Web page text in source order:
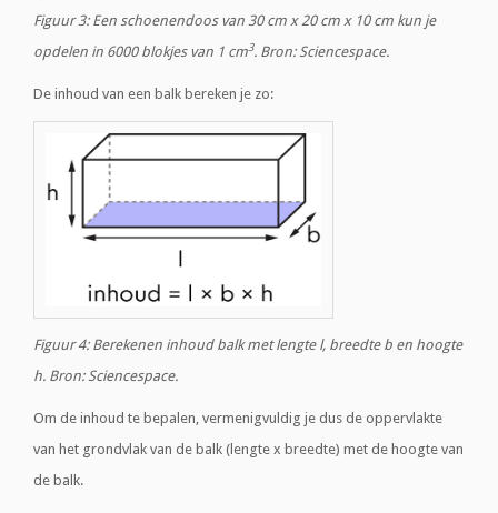
Figuur 3: Een schoenendoos van 30 cm x 20 cm x 10 cm kun je
opdelen in 6000 blokjes van 1 cm3. Bron: Sciencespace.
De inhoud van een balk bereken je zo:
Figuur 4: Berekenen inhoud balk met lengte l, breedte b en hoogte
h. Bron: Sciencespace.
Om de inhoud te bepalen, vermenigvuldig je dus de oppervlakte
van het grondvlak van de balk (lengte x breedte) met de hoogte van
de balk.